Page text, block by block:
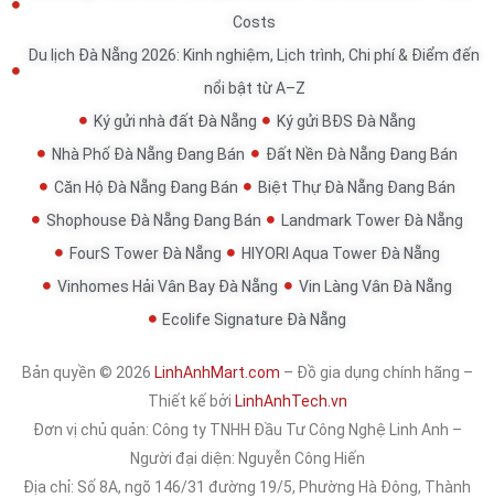
Costs
Du lịch Đà Nẵng 2026: Kinh nghiệm, Lịch trình, Chi phí & Điểm đến
nổi bật từ A–Z
Ký gửi nhà đất Đà Nẵng
Ký gửi BĐS Đà Nẵng
Nhà Phố Đà Nẵng Đang Bán
Đất Nền Đà Nẵng Đang Bán
Căn Hộ Đà Nẵng Đang Bán
Biệt Thự Đà Nẵng Đang Bán
Shophouse Đà Nẵng Đang Bán
Landmark Tower Đà Nẵng
FourS Tower Đà Nẵng
HIYORI Aqua Tower Đà Nẵng
Vinhomes Hải Vân Bay Đà Nẵng
Vin Làng Vân Đà Nẵng
Ecolife Signature Đà Nẵng
Bản quyền © 2026 LinhAnhMart.com – Đồ gia dụng chính hãng –
Thiết kế bởi LinhAnhTech.vn
Đơn vị chủ quản: Công ty TNHH Đầu Tư Công Nghệ Linh Anh –
Người đại diện: Nguyễn Công Hiến
Địa chỉ: Số 8A, ngõ 146/31 đường 19/5, Phường Hà Đông, Thành